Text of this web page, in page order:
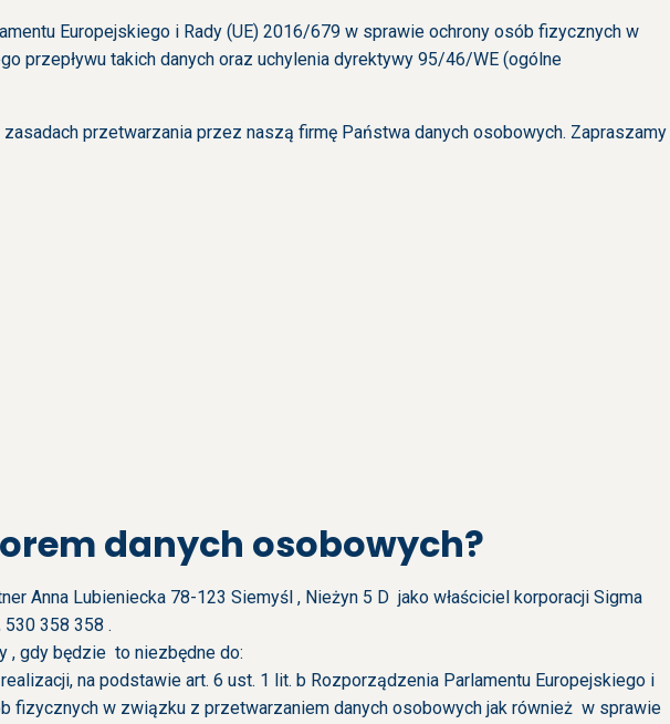
Europejskiego i Rady (UE) 2016/679 w sprawie ochrony osób fizycznych w
przepływu takich danych oraz uchylenia dyrektywy 95/46/WE (ogólne
przetwarzania przez naszą firmę Państwa danych osobowych. Zapraszamy
danych osobowych?
Anna Lubieniecka 78-123 Siemyśl , Nieżyn 5 D jako właściciel korporacji Sigma
530 358 358 .
, gdy będzie to niezbędne do:
na podstawie art. 6 ust. 1 lit. b Rozporządzenia Parlamentu Europejskiego i
fizycznych w związku z przetwarzaniem danych osobowych jak również w sprawie